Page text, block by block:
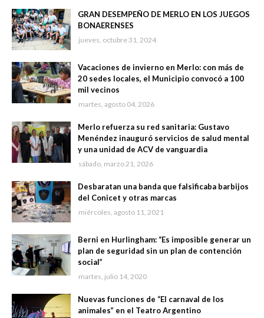
GRAN DESEMPEÑO DE MERLO EN LOS JUEGOS
BONAERENSES
jueves, octubre 31, 2024
Vacaciones de invierno en Merlo: con más de
20 sedes locales, el Municipio convocó a 100
mil vecinos
martes, agosto 04, 2026
Merlo refuerza su red sanitaria: Gustavo
Menéndez inauguró servicios de salud mental
y una unidad de ACV de vanguardia
sábado, marzo 21, 2026
Desbaratan una banda que falsificaba barbijos
del Conicet y otras marcas
miércoles, agosto 11, 2021
Berni en Hurlingham: “Es imposible generar un
plan de seguridad sin un plan de contención
social”
martes, julio 14, 2020
Nuevas funciones de “El carnaval de los
animales” en el Teatro Argentino